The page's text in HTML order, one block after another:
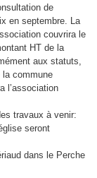
de
en septembre. La
couvrira le
HT de la
aux statuts,
la commune
l’association
travaux à venir:
seront
dans le Perche